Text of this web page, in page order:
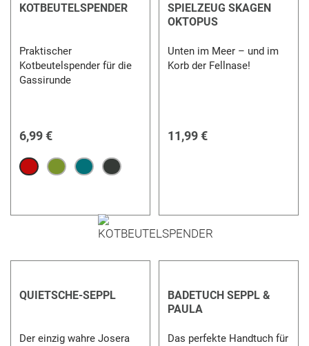
KOTBEUTELSPENDER
Praktischer
Kotbeutelspender für die
Gassirunde
6,99 €
SPIELZEUG SKAGEN
OKTOPUS
Unten im Meer – und im
Korb der Fellnase!
11,99 €
QUIETSCHE-SEPPL
Der einzig wahre Josera
BADETUCH SEPPL &
PAULA
Das perfekte Handtuch für